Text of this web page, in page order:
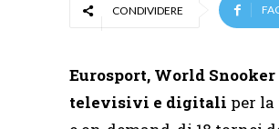
CONDIVIDERE
Eurosport, World
televisivi e digitali per